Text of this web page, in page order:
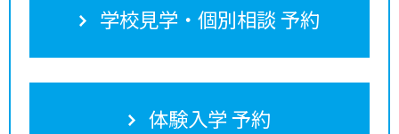
学校見学・個別相談 予約
体験入学 予約